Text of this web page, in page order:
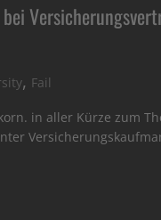
, Fail
in aller Kürze zum